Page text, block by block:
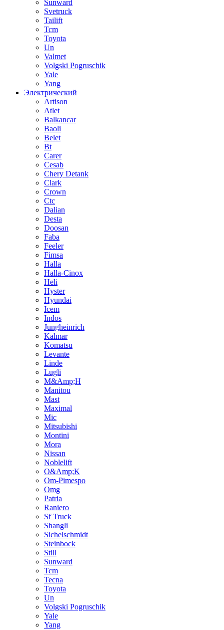
Sunward
Svetruck
Tailift
Tcm
Toyota
Un
Valmet
Volgski Pogruschik
Yale
Yang
Электрический
Artison
Atlet
Balkancar
Baoli
Belet
Bt
Carer
Cesab
Chery Detank
Clark
Crown
Ctc
Dalian
Desta
Doosan
Faba
Feeler
Fimsa
Halla
Halla-Cinox
Heli
Hyster
Hyundai
Icem
Indos
Jungheinrich
Kalmar
Komatsu
Levante
Linde
Lugli
M&Amp;H
Manitou
Mast
Maximal
Mic
Mitsubishi
Montini
Mora
Nissan
Noblelift
O&Amp;K
Om-Pimespo
Omg
Patria
Raniero
Sf Truck
Shangli
Sichelschmidt
Steinbock
Still
Sunward
Tcm
Tecna
Toyota
Un
Volgski Pogruschik
Yale
Yang